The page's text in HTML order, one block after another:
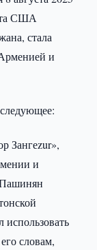
США
стала
и
Зангеzur»,
и
Пашинян
использовать
словам,